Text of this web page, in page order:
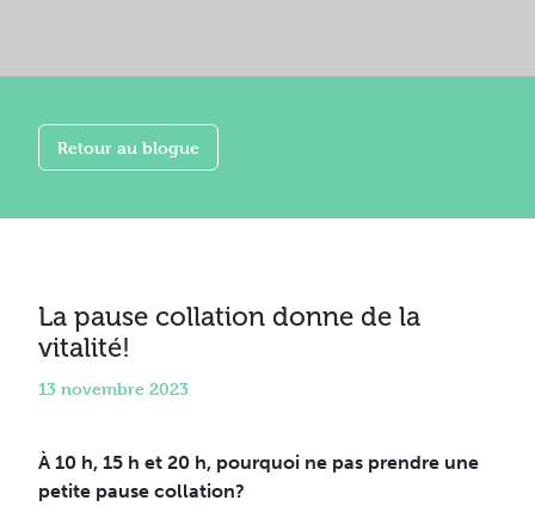
Retour au blogue
La pause collation donne de la
vitalité!
13 novembre 2023
À 10 h, 15 h et 20 h, pourquoi ne pas prendre une
petite pause collation?